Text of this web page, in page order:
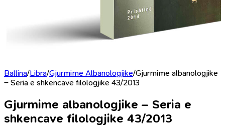
Ballina/Libra/Gjurmime Albanologjike/Gjurmime albanologjike
– Seria e shkencave filologjike 43/2013
Gjurmime albanologjike – Seria e
shkencave filologjike 43/2013